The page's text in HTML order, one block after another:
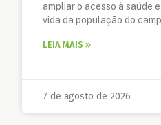
ampliar o acesso à saúde
vida da população do
LEIA MAIS »
7 de agosto de 2026